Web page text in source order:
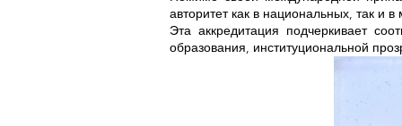
авторитет как в национальных, так и
Эта аккредитация подчеркивает
образования, институциональной